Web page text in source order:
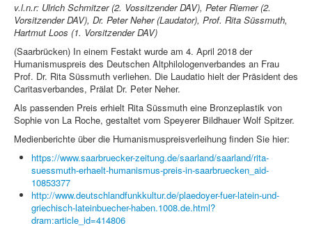
v.l.n.r: Ulrich Schmitzer (2. Vossitzender DAV), Peter Riemer (2.
Vorsitzender DAV), Dr. Peter Neher (Laudator), Prof. Rita Süssmuth,
Hartmut Loos (1. Vorsitzender DAV)
(Saarbrücken) In einem Festakt wurde am 4. April 2018 der
Humanismuspreis des Deutschen Altphilologenverbandes an Frau
Prof. Dr. Rita Süssmuth verliehen. Die Laudatio hielt der Präsident des
Caritasverbandes, Prälat Dr. Peter Neher.
Als passenden Preis erhielt Rita Süssmuth eine Bronzeplastik von
Sophie von La Roche, gestaltet vom Speyerer Bildhauer Wolf Spitzer.
Medienberichte über die Humanismuspreisverleihung finden Sie hier:
https://www.saarbruecker-zeitung.de/saarland/saarland/rita-
suessmuth-erhaelt-humanismus-preis-in-saarbruecken_aid-
10853377
http://www.deutschlandfunkkultur.de/plaedoyer-fuer-latein-und-
griechisch-lateinbuecher-haben.1008.de.html?
dram:article_id=414806